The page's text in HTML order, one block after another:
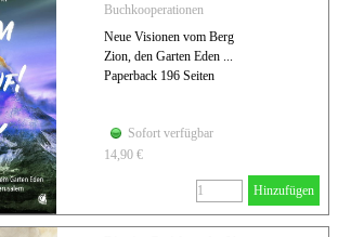
Buchkooperationen
Neue Visionen vom Berg
Zion, den Garten Eden ...
Paperback 196 Seiten
Sofort verfügbar
14,90 €
Hinzufügen